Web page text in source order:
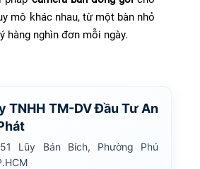
mô khác nhau, từ một bàn nhỏ
hàng nghìn đơn mỗi ngày.
TNHH TM-DV Đầu Tư An
Lũy Bán Bích, Phường Phú